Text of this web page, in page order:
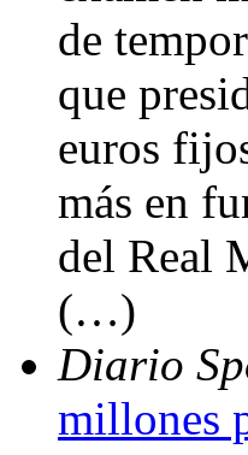
de
que
euros
más en
del Real
(…)
Diario
millones